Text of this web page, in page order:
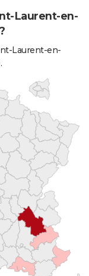
Laurent-en-
Laurent-en-